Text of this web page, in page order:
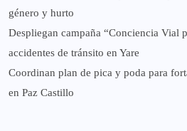
género y hurto
‎Despliegan campaña “Conciencia Vial
accidentes de tránsito en Yare
Coordinan plan de pica y poda para
en Paz Castillo